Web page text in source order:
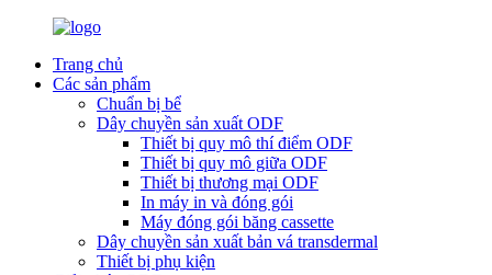
Trang chủ
Các sản phẩm
Chuẩn bị bể
Dây chuyền sản xuất ODF
Thiết bị quy mô thí điểm ODF
Thiết bị quy mô giữa ODF
Thiết bị thương mại ODF
In máy in và đóng gói
Máy đóng gói băng cassette
Dây chuyền sản xuất bản vá transdermal
Thiết bị phụ kiện